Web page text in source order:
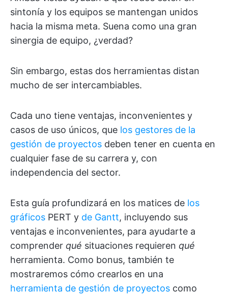
sintonía y los equipos se mantengan unidos
hacia la misma meta. Suena como una gran
sinergia de equipo, ¿verdad?
Sin embargo, estas dos herramientas distan
mucho de ser intercambiables.
Cada uno tiene ventajas, inconvenientes y
casos de uso únicos, que los gestores de la
gestión de proyectos deben tener en cuenta en
cualquier fase de su carrera y, con
independencia del sector.
Esta guía profundizará en los matices de los
gráficos PERT y de Gantt, incluyendo sus
ventajas e inconvenientes, para ayudarte a
comprender qué situaciones requieren qué
herramienta. Como bonus, también te
mostraremos cómo crearlos en una
herramienta de gestión de proyectos como